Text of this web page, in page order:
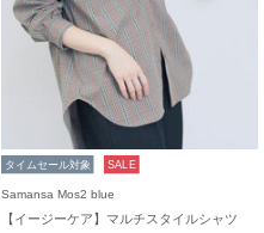
タイムセール対象 SALE
Samansa Mos2 blue
【イージーケア】マルチスタイルシャツ